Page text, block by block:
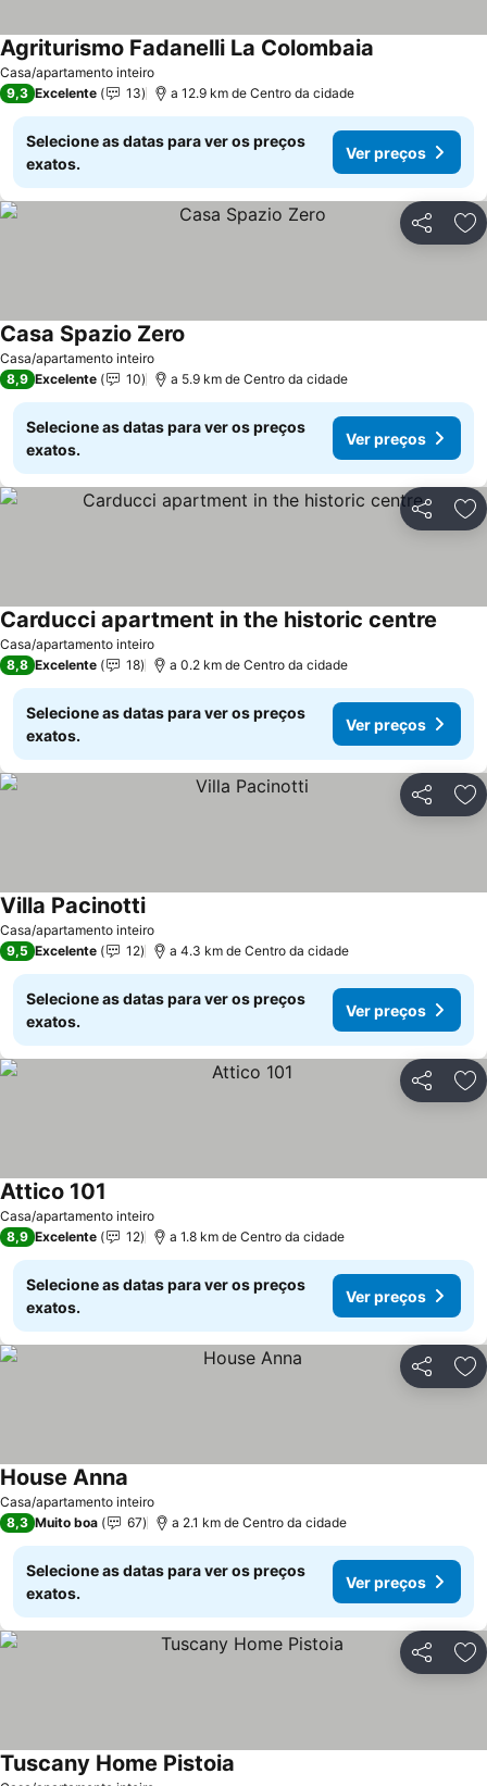
Casa/apartamento inteiro
Agriturismo Fadanelli La Colombaia
9,3 Excelente 13 a 12.9 km de Centro da cidade
Selecione as datas para ver os preços
exatos.
Ver preços
Partilhar
Casa/apartamento inteiro
Casa Spazio Zero
8,9 Excelente 10 a 5.9 km de Centro da cidade
Selecione as datas para ver os preços
exatos.
Ver preços
Partilhar
Casa/apartamento inteiro
Carducci apartment in the historic centre
8,8 Excelente 18 a 0.2 km de Centro da cidade
Selecione as datas para ver os preços
exatos.
Ver preços
Partilhar
Casa/apartamento inteiro
Villa PacinottiVer preços
9,5 Excelente 12 a 4.3 km de Centro da cidade
Selecione as datas para ver os preços
exatos.
Ver preços
Partilhar
Casa/apartamento inteiro
Attico 101
8,9 Excelente 12 a 1.8 km de Centro da cidade
Selecione as datas para ver os preços
exatos.
Ver preços
Partilhar
Casa/apartamento inteiro
House Anna
8,3 Muito boa 67 a 2.1 km de Centro da cidade
Selecione as datas para ver os preços
exatos.
Ver preços
Partilhar
Tuscany Home Pistoia